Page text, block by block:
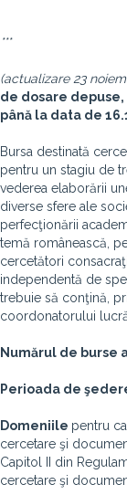
***
(actualizare 23
de dosare
până la data de
Bursa destinată
pentru un stagiu de
vederea elaborării
diverse sfere ale
perfecţionării
temă românească,
cercetători
independentă de
trebuie să conţină,
coordonatorului
Numărul de burse
Perioada de
Domeniile pentru
cercetare şi
Capitol II din
cercetare şi